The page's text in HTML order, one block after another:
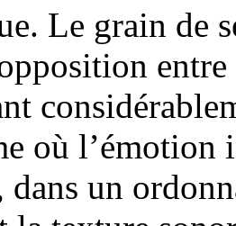
Le grain de
où l’émotion
dans un